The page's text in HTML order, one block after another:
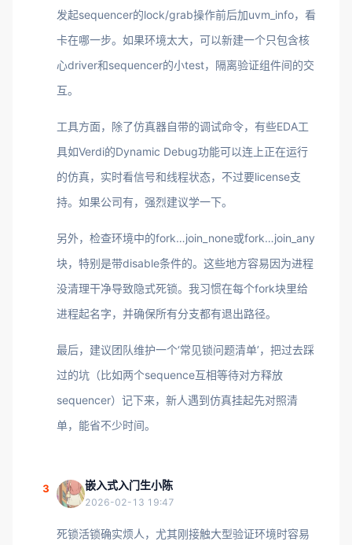
发起sequencer的lock/grab操作前后加uvm_info，看
卡在哪一步。如果环境太大，可以新建一个只包含核
心driver和sequencer的小test，隔离验证组件间的交
互。
工具方面，除了仿真器自带的调试命令，有些EDA工
具如Verdi的Dynamic Debug功能可以连上正在运行
的仿真，实时看信号和线程状态，不过要license支
持。如果公司有，强烈建议学一下。
另外，检查环境中的fork…join_none或fork…join_any
块，特别是带disable条件的。这些地方容易因为进程
没清理干净导致隐式死锁。我习惯在每个fork块里给
进程起名字，并确保所有分支都有退出路径。
最后，建议团队维护一个‘常见锁问题清单’，把过去踩
过的坑（比如两个sequence互相等待对方释放
sequencer）记下来，新人遇到仿真挂起先对照清
单，能省不少时间。
3 嵌入式入门生小陈
2026-02-13 19:47
死锁活锁确实烦人，尤其刚接触大型验证环境时容易